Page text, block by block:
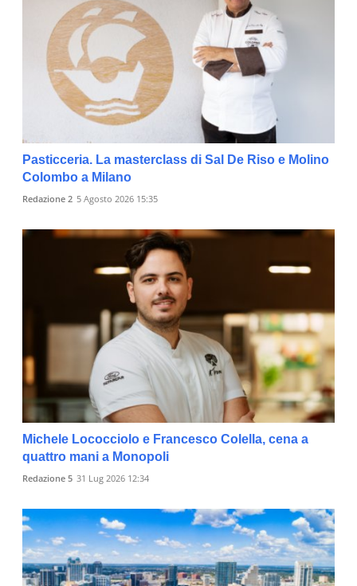
Pasticceria. La masterclass di Sal De Riso e Molino
Colombo a Milano
Redazione 2 5 Agosto 2026 15:35
Michele Lococciolo e Francesco Colella, cena a
quattro mani a Monopoli
Redazione 5 31 Lug 2026 12:34